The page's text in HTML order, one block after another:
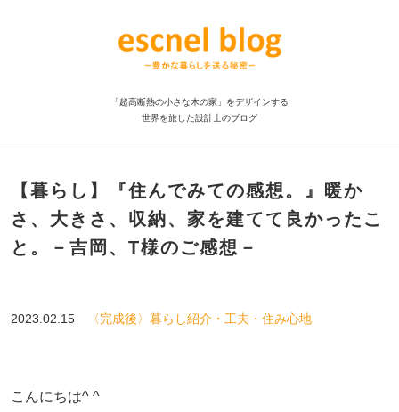
「超高断熱の小さな木の家」をデザインする
世界を旅した設計士のブログ
【暮らし】『住んでみての感想。』暖か
さ、大きさ、収納、家を建てて良かったこ
と。－吉岡、T様のご感想－
2023.02.15 〈完成後〉暮らし紹介・工夫・住み心地
こんにちは^ ^